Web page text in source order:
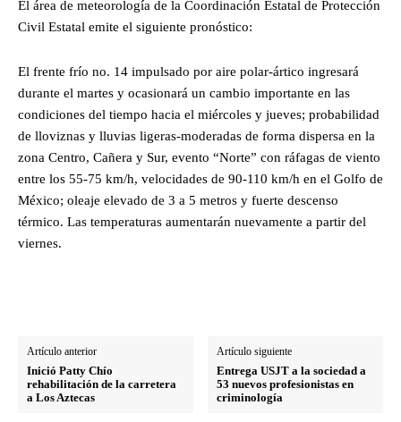
El área de meteorología de la Coordinación Estatal de Protección
Civil Estatal emite el siguiente pronóstico:
El frente frío no. 14 impulsado por aire polar-ártico ingresará
durante el martes y ocasionará un cambio importante en las
condiciones del tiempo hacia el miércoles y jueves; probabilidad
de lloviznas y lluvias ligeras-moderadas de forma dispersa en la
zona Centro, Cañera y Sur, evento “Norte” con ráfagas de viento
entre los 55-75 km/h, velocidades de 90-110 km/h en el Golfo de
México; oleaje elevado de 3 a 5 metros y fuerte descenso
térmico. Las temperaturas aumentarán nuevamente a partir del
viernes.
Artículo anterior
Inició Patty Chío
rehabilitación de la carretera
a Los Aztecas
Artículo siguiente
Entrega USJT a la sociedad a
53 nuevos profesionistas en
criminología